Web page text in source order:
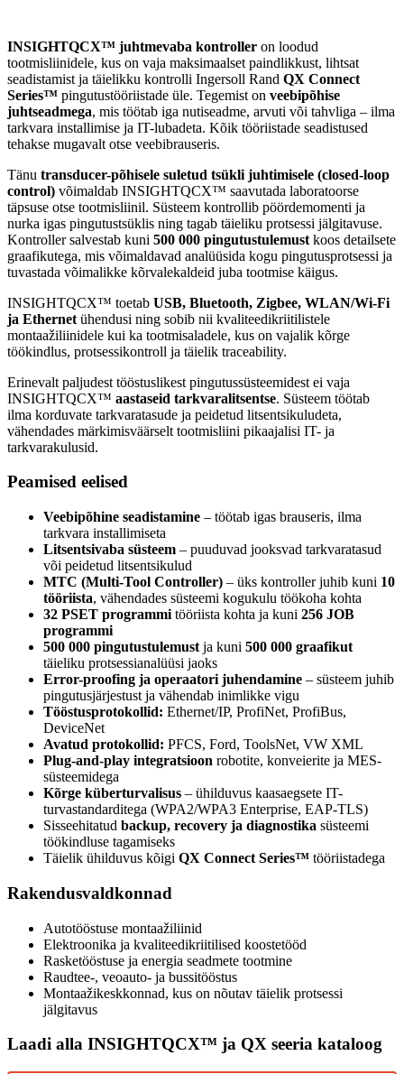
INSIGHTQCX™ juhtmevaba kontroller on loodud
tootmisliinidele, kus on vaja maksimaalset paindlikkust, lihtsat
seadistamist ja täielikku kontrolli Ingersoll Rand QX Connect
Series™ pingutustööriistade üle. Tegemist on veebipõhise
juhtseadmega, mis töötab iga nutiseadme, arvuti või tahvliga – ilma
tarkvara installimise ja IT-lubadeta. Kõik tööriistade seadistused
tehakse mugavalt otse veebibrauseris.
Tänu transducer-põhisele suletud tsükli juhtimisele (closed-loop
control) võimaldab INSIGHTQCX™ saavutada laboratoorse
täpsuse otse tootmisliinil. Süsteem kontrollib pöördemomenti ja
nurka igas pingutustsüklis ning tagab täieliku protsessi jälgitavuse.
Kontroller salvestab kuni 500 000 pingutustulemust koos detailsete
graafikutega, mis võimaldavad analüüsida kogu pingutusprotsessi ja
tuvastada võimalikke kõrvalekaldeid juba tootmise käigus.
INSIGHTQCX™ toetab USB, Bluetooth, Zigbee, WLAN/Wi-Fi
ja Ethernet ühendusi ning sobib nii kvaliteedikriitilistele
montaažiliinidele kui ka tootmisaladele, kus on vajalik kõrge
töökindlus, protsessikontroll ja täielik traceability.
Erinevalt paljudest tööstuslikest pingutussüsteemidest ei vaja
INSIGHTQCX™ aastaseid tarkvaralitsentse. Süsteem töötab
ilma korduvate tarkvaratasude ja peidetud litsentsikuludeta,
vähendades märkimisväärselt tootmisliini pikaajalisi IT- ja
tarkvarakulusid.
Peamised eelised
Veebipõhine seadistamine – töötab igas brauseris, ilma
tarkvara installimiseta
Litsentsivaba süsteem – puuduvad jooksvad tarkvaratasud
või peidetud litsentsikulud
MTC (Multi-Tool Controller) – üks kontroller juhib kuni 10
tööriista, vähendades süsteemi kogukulu töökoha kohta
32 PSET programmi tööriista kohta ja kuni 256 JOB
programmi
500 000 pingutustulemust ja kuni 500 000 graafikut
täieliku protsessianalüüsi jaoks
Error-proofing ja operaatori juhendamine – süsteem juhib
pingutusjärjestust ja vähendab inimlikke vigu
Tööstusprotokollid: Ethernet/IP, ProfiNet, ProfiBus,
DeviceNet
Avatud protokollid: PFCS, Ford, ToolsNet, VW XML
Plug-and-play integratsioon robotite, konveierite ja MES-
süsteemidega
Kõrge küberturvalisus – ühilduvus kaasaegsete IT-
turvastandarditega (WPA2/WPA3 Enterprise, EAP-TLS)
Sisseehitatud backup, recovery ja diagnostika süsteemi
töökindluse tagamiseks
Täielik ühilduvus kõigi QX Connect Series™ tööriistadega
Rakendusvaldkonnad
Autotööstuse montaažiliinid
Elektroonika ja kvaliteedikriitilised koostetööd
Rasketööstuse ja energia seadmete tootmine
Raudtee-, veoauto- ja bussitööstus
Montaažikeskkonnad, kus on nõutav täielik protsessi
jälgitavus
Laadi alla INSIGHTQCX™ ja QX seeria kataloog